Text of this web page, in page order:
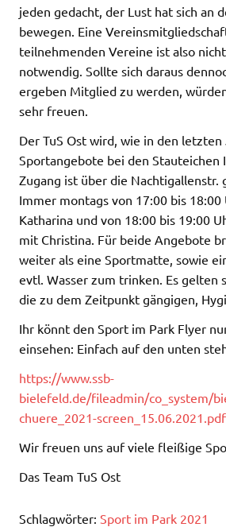
jeden gedacht, der Lust hat sich an
bewegen. Eine
teilnehmenden Vereine ist also
notwendig. Sollte sich daraus
ergeben Mitglied zu werden,
sehr freuen.
Der TuS Ost wird, wie in den letzten
Sportangebote bei den Stauteichen
Zugang ist über die Nachtigallenstr.
Immer montags von 17:00 bis
Katharina und von 18:00 bis 19:00
mit Christina. Für beide Angebote
weiter als eine Sportmatte, sowie
evtl. Wasser zum trinken. Es gelten
die zu dem Zeitpunkt gängigen,
Ihr könnt den Sport im Park Flyer
einsehen: Einfach auf den unten
https://www.ssb-
bielefeld.de/fileadmin/co_system/
chuere_2021-screen_15.06.2021.pdf
Wir freuen uns auf viele fleißige
Das Team TuS Ost
Schlagwörter: Sport im Park 2021